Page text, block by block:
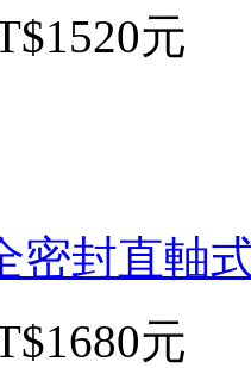
元
密封直軸
元